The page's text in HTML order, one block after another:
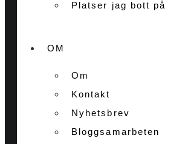
Platser jag bott på
OM
Om
Kontakt
Nyhetsbrev
Bloggsamarbeten